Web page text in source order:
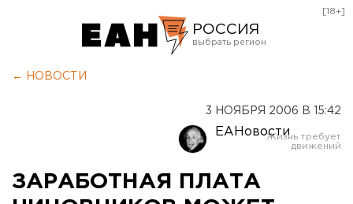
РОССИЯ
Оренбург
[18+]
← НОВОСТИ
3 НОЯБРЯ 2006 В 15:42
ЕАНовости
ЗАРАБОТНАЯ ПЛАТА